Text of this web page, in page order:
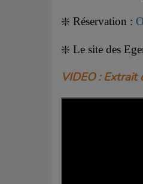
❇️ Réservation :
❇️ Le site des
VIDEO : Extrait